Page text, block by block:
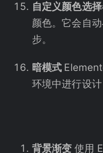
自定义颜色选
颜色。它会自
步。
暗模式
环境中进行设
背景渐变 使用